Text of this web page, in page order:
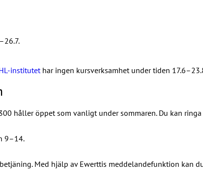
institutet har ingen kursverksamhet under tiden
håller öppet som vanligt under sommaren. Du kan
9–14.
Med hjälp av Ewerttis meddelandefunktion kan